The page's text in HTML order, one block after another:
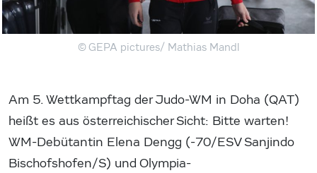
© GEPA pictures/ Mathias Mandl
Am 5. Wettkampftag der Judo-WM in Doha (QAT)
heißt es aus österreichischer Sicht: Bitte warten!
WM-Debütantin Elena Dengg (-70/ESV Sanjindo
Bischofshofen/S) und Olympia-